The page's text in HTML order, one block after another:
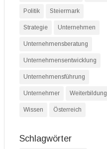
Politik Steiermark
Strategie Unternehmen
Unternehmensberatung
Unternehmensentwicklung
Unternehmensführung
Unternehmer Weiterbildung
Wissen Österreich
Schlagwörter